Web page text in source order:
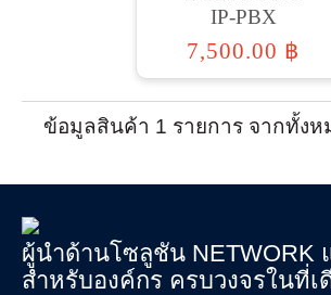
คลัง
รู้
สมัคร
ตัวแทน
IP-PBX
7,500.00 ฿
ข้อมูลสินค้า 1 รายการ จากทั้งห
ผู้นำด้านโซลูชัน NETWORK
สำหรับองค์กร ครบวงจรในที่เ